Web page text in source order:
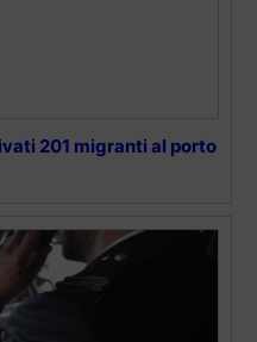
201 migranti al porto